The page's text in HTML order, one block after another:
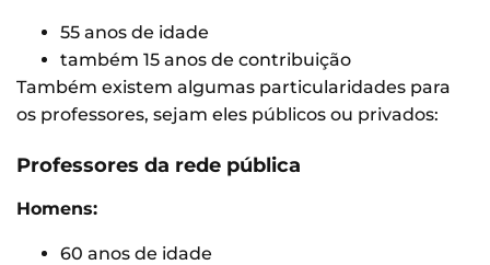
55 anos de idade
também 15 anos de contribuição
Também existem algumas particularidades para
os professores, sejam eles públicos ou privados:
Professores da rede pública
Homens:
60 anos de idade